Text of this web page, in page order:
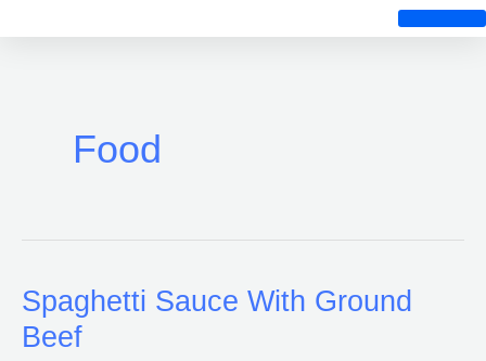
Food
Spaghetti Sauce With Ground
Beef
Spaghetti
Sauce